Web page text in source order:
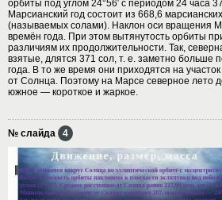
орбиты под углом 24°56′ с периодом 24 часа
Марсианский год состоит из 668,6
(называемых солами). Наклон оси вращения
времён года. При этом вытянутость орбиты
различиям их продолжительности. Так,
взятые, длятся 371 сол, т. е. заметно больше
года. В то же время они приходятся на
от Солнца. Поэтому на Марсе северное лето
южное — короткое и жаркое.
№ слайда 4